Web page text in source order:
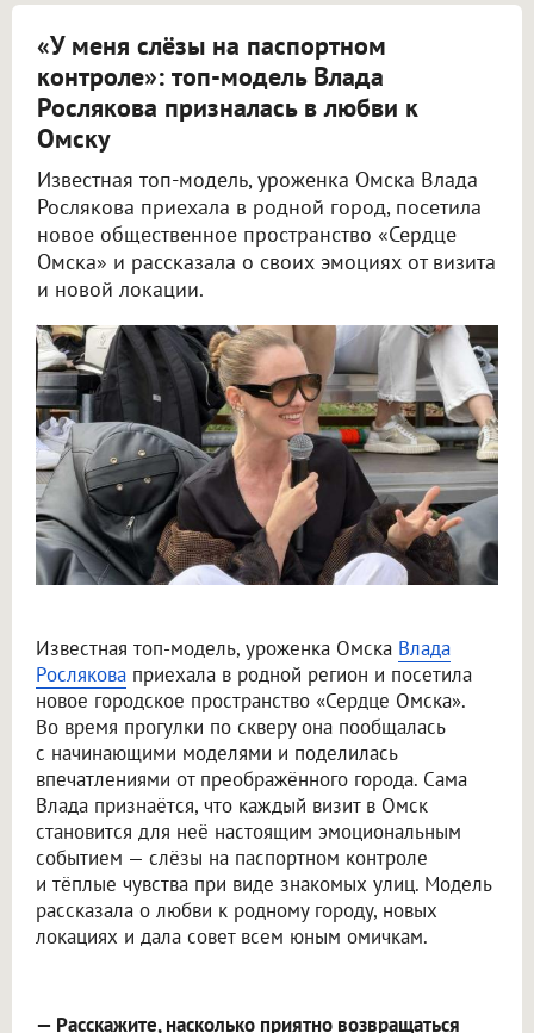
«У меня слёзы на паспортном
контроле»: топ-модель Влада
Рослякова призналась в любви к
Омску
Известная топ-модель, уроженка Омска Влада
Рослякова приехала в родной город, посетила
новое общественное пространство «Сердце
Омска» и рассказала о своих эмоциях от визита
и новой локации.
Известная топ-модель, уроженка Омска Влада
Рослякова приехала в родной регион и посетила
новое городское пространство «Сердце Омска».
Во время прогулки по скверу она пообщалась
с начинающими моделями и поделилась
впечатлениями от преображённого города. Сама
Влада признаётся, что каждый визит в Омск
становится для неё настоящим эмоциональным
событием — слёзы на паспортном контроле
и тёплые чувства при виде знакомых улиц. Модель
рассказала о любви к родному городу, новых
локациях и дала совет всем юным омичкам.
— Расскажите, насколько приятно возвращаться